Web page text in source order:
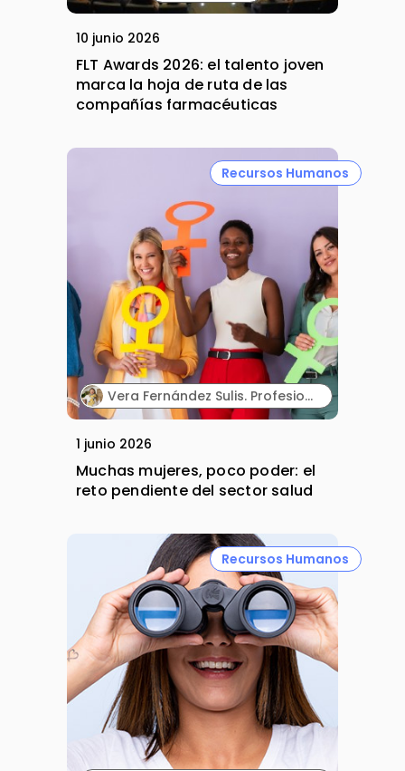
10 junio 2026
FLT Awards 2026: el talento joven
marca la hoja de ruta de las
compañías farmacéuticas
Recursos Humanos
Vera Fernández Sulis. Profesional senior de Desarrollo de Negocio y Alliance Management en la industria farmacéutica.
1 junio 2026
Muchas mujeres, poco poder: el
reto pendiente del sector salud
Recursos Humanos